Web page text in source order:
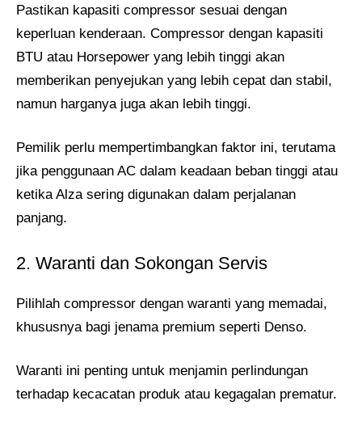
Pastikan kapasiti compressor sesuai dengan
keperluan kenderaan. Compressor dengan kapasiti
BTU atau Horsepower yang lebih tinggi akan
memberikan penyejukan yang lebih cepat dan stabil,
namun harganya juga akan lebih tinggi.
Pemilik perlu mempertimbangkan faktor ini, terutama
jika penggunaan AC dalam keadaan beban tinggi atau
ketika Alza sering digunakan dalam perjalanan
panjang​.
2. Waranti dan Sokongan Servis
Pilihlah compressor dengan waranti yang memadai,
khususnya bagi jenama premium seperti Denso.
Waranti ini penting untuk menjamin perlindungan
terhadap kecacatan produk atau kegagalan prematur.